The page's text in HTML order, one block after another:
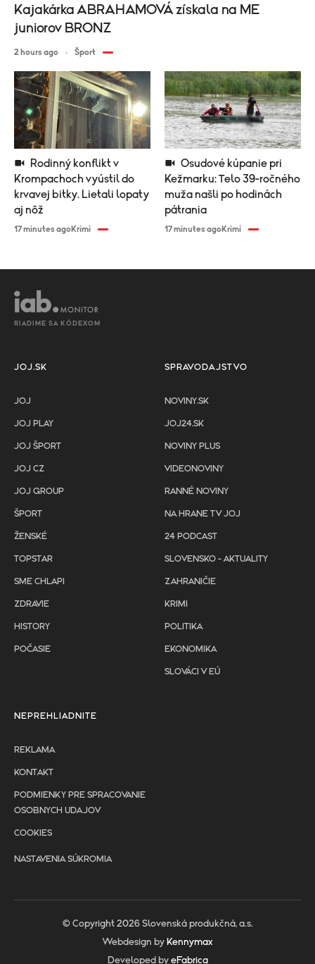
Krompachoch vyústil do
krvavej bitky. Lietali lopaty
aj nôž
17 minutes agoKrimi
Kežmarku: Telo 39-ročného
muža našli po hodinách
pátrania
17 minutes agoKrimi
Kajakárka ABRAHAMOVÁ získala na ME
juniorov BRONZ
2 hours ago Šport
RIADIME SA KÓDEXOM
JOJ.SK
JOJ
JOJ PLAY
JOJ ŠPORT
JOJ CZ
JOJ GROUP
ŠPORT
ŽENSKÉ
TOPSTAR
SME CHLAPI
ZDRAVIE
HISTORY
POČASIE
SPRAVODAJSTVO
NOVINY.SK
JOJ24.SK
NOVINY PLUS
VIDEONOVINY
RANNÉ NOVINY
NA HRANE TV JOJ
24 PODCAST
SLOVENSKO - AKTUALITY
ZAHRANIČIE
KRIMI
POLITIKA
EKONOMIKA
SLOVÁCI V EÚ
NEPREHLIADNITE
REKLAMA
KONTAKT
PODMIENKY PRE SPRACOVANIE
OSOBNYCH UDAJOV
COOKIES
NASTAVENIA SÚKROMIA
© Copyright 2026 Slovenská produkčná, a.s.
Webdesign by Kennymax
Developed by eFabrica